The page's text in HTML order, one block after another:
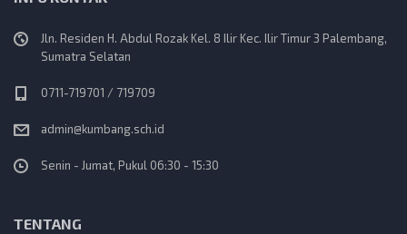
Jln. Residen H. Abdul Rozak Kel. 8 Ilir Kec. Ilir Timur 3 Palembang,
Sumatra Selatan
0711-719701 / 719709
admin@kumbang.sch.id
Senin - Jumat, Pukul 06:30 - 15:30
TENTANG